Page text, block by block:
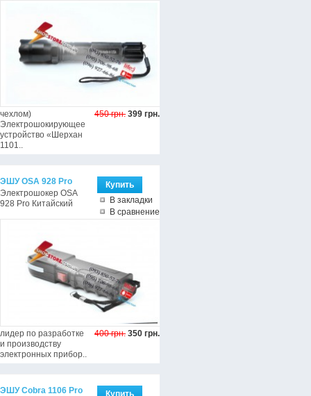
450 грн. 399 грн.
чехлом)
Электрошокирующее
устройство «Шерхан
1101..
В закладки
В сравнение
400 грн. 350 грн.
ЭШУ OSA 928 Pro
Электрошокер OSA
928 Pro Китайский
лидер по разработке
и производству
электронных прибор..
ЭШУ Cobra 1106 Pro